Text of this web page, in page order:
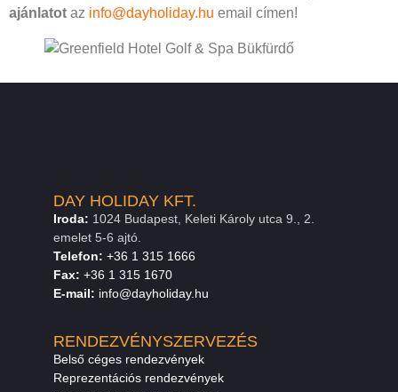
ajánlatot az info@dayholiday.hu email címen!
DAY HOLIDAY KFT.
Iroda: 1024 Budapest, Keleti Károly utca 9., 2.
emelet 5-6 ajtó.
Telefon: +36 1 315 1666
Fax: +36 1 315 1670
E-mail: info@dayholiday.hu
RENDEZVÉNYSZERVEZÉS
Belső céges rendezvények
Reprezentációs rendezvények